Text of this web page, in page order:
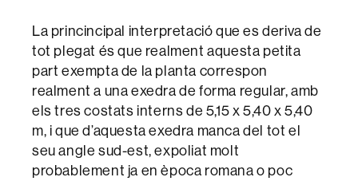
La princincipal interpretació que es deriva de
tot plegat és que realment aquesta petita
part exempta de la planta correspon
realment a una exedra de forma regular, amb
els tres costats interns de 5,15 x 5,40 x 5,40
m, i que d’aquesta exedra manca del tot el
seu angle sud-est, expoliat molt
probablement ja en època romana o poc